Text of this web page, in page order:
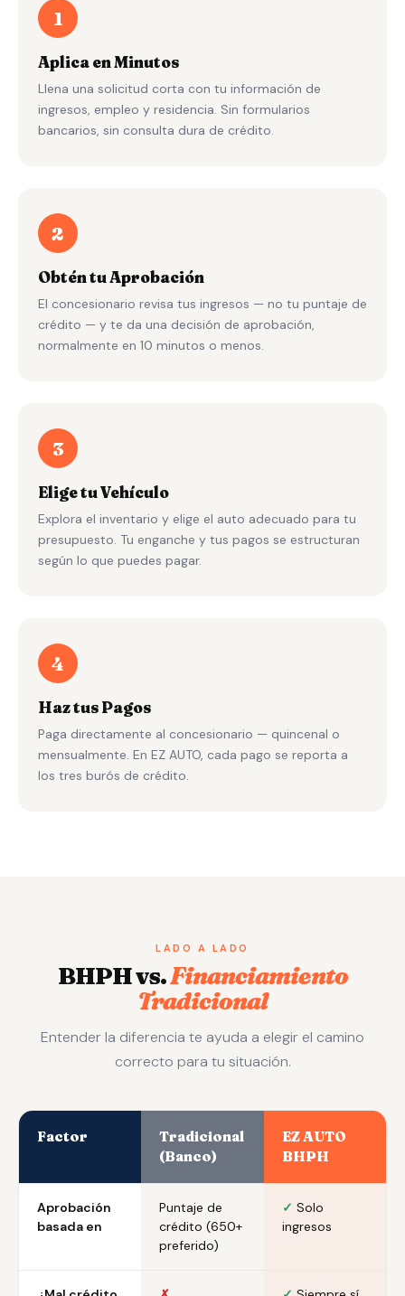
1
Aplica en Minutos
Llena una solicitud corta con tu información de
ingresos, empleo y residencia. Sin formularios
bancarios, sin consulta dura de crédito.
2
Obtén tu Aprobación
El concesionario revisa tus ingresos — no tu puntaje de
crédito — y te da una decisión de aprobación,
normalmente en 10 minutos o menos.
3
Elige tu Vehículo
Explora el inventario y elige el auto adecuado para tu
presupuesto. Tu enganche y tus pagos se estructuran
según lo que puedes pagar.
4
Haz tus Pagos
Paga directamente al concesionario — quincenal o
mensualmente. En EZ AUTO, cada pago se reporta a
los tres burós de crédito.
LADO A LADO
BHPH vs.Financiamiento
Tradicional
Entender la diferencia te ayuda a elegir el camino
correcto para tu situación.
Factor
Tradicional
(Banco)
EZ AUTO
BHPH
Aprobación
basada en
Puntaje de
crédito (650+
preferido)
✓ Solo
ingresos